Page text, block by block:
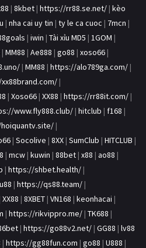
| 8kbet | https://rr88.se.net/ | kèo
| nha cai uy tin | ty le ca cuoc | 7mcn |
| iwin | Tài xỉu MD5 | 1GOM |
| MM88 | Ae888 | go88 | xoso66 |
| MM88 | https://alo789ga.com/ |
|
| Xoso66 | XX88 | https://rr88it.com/ |
www.fly888.club/ | hitclub | f168 |
|
| Socolive | 8XX | SumClub | HITCLUB |
| mcw | kuwin | 88bet | x88 | ao88 |
| https://shbet.health/ |
| https://qs88.team/ |
XX88 | 8XBET | VN168 | keonhacai |
| https://rikvippro.me/ | TK688 |
| https://go88v2.net/ | GG88 | lv88
| https://gg88fun.com | go88 | U888 |